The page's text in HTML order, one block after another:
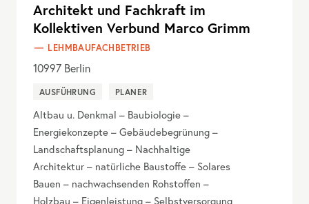
Architekt und Fachkraft im
Kollektiven Verbund Marco Grimm
LEHMBAUFACHBETRIEB
10997 Berlin
AUSFÜHRUNG PLANER
Altbau u. Denkmal – Baubiologie –
Energiekonzepte – Gebäudebegrünung –
Landschaftsplanung – Nachhaltige
Architektur – natürliche Baustoffe – Solares
Bauen – nachwachsenden Rohstoffen –
Holzbau – Eigenleistung – Selbstversorgung